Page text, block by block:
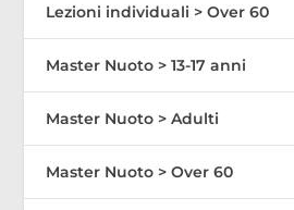
Lezioni individuali > Over 60
Master Nuoto > 13-17 anni
Master Nuoto > Adulti
Master Nuoto > Over 60